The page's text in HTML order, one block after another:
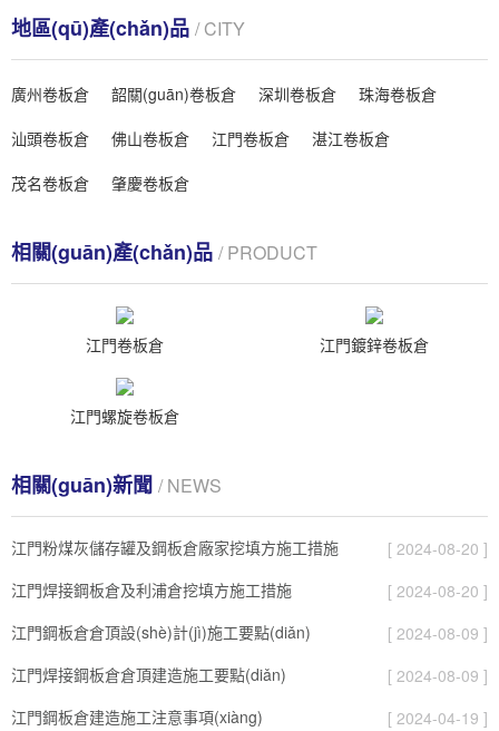
地區(qū)產(chǎn)品 / CITY
廣州卷板倉 韶關(guān)卷板倉 深圳卷板倉
珠海卷板倉
汕頭卷板倉
佛山卷板倉 江門卷板倉
湛江卷板倉
茂名卷板倉
肇慶卷板倉
相關(guān)產(chǎn)品 / PRODUCT
江門卷板倉 江門鍍鋅卷板倉
江門螺旋卷板倉
相關(guān)新聞 / NEWS
江門粉煤灰儲存罐及鋼板倉廠家挖填方施工措施
[ 2024-08-20 ]
江門焊接鋼板倉及利浦倉挖填方施工措施
[ 2024-08-20 ]
江門鋼板倉倉頂設(shè)計(jì)施工要點(diǎn)
[ 2024-08-09 ]
江門焊接鋼板倉倉頂建造施工要點(diǎn)
[ 2024-08-09 ]
江門鋼板倉建造施工注意事項(xiàng)
[ 2024-04-19 ]